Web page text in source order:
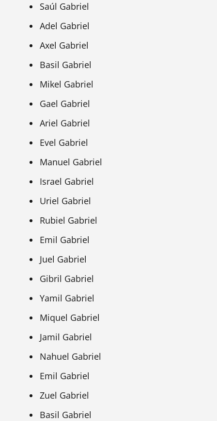
Saúl Gabriel
Adel Gabriel
Axel Gabriel
Basil Gabriel
Mikel Gabriel
Gael Gabriel
Ariel Gabriel
Evel Gabriel
Manuel Gabriel
Israel Gabriel
Uriel Gabriel
Rubiel Gabriel
Emil Gabriel
Juel Gabriel
Gibril Gabriel
Yamil Gabriel
Miquel Gabriel
Jamil Gabriel
Nahuel Gabriel
Emil Gabriel
Zuel Gabriel
Basil Gabriel